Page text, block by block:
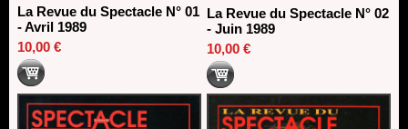
La Revue du Spectacle N° 01
- Avril 1989
10,00 €
La Revue du Spectacle N° 02
- Juin 1989
10,00 €